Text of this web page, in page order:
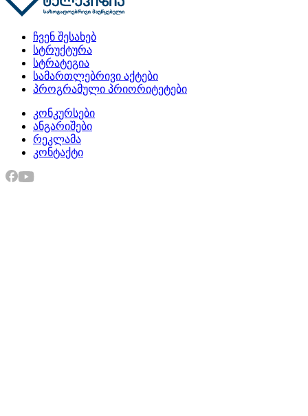
ჩვენ შესახებ
სტრუქტურა
სტრატეგია
სამართლებრივი აქტები
პროგრამული პრიორიტეტები
კონკურსები
ანგარიშები
რეკლამა
კონტაქტი